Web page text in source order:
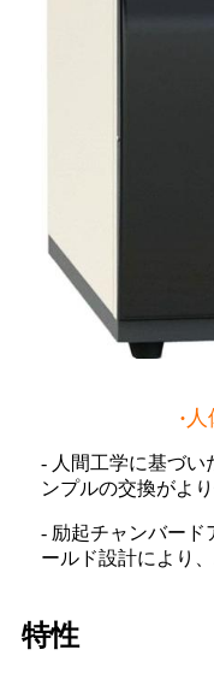
·
- 人間工学に基づい
ンプルの交換がよ
- 励起チャンバード
ールド設計により
特性